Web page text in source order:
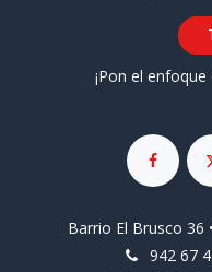
¡Pon el
Barrio El Brusco 36
942 67